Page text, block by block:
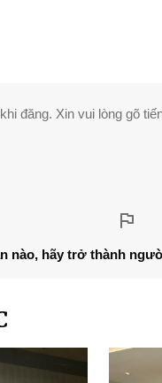
đăng. Xin vui lòng gõ
nào, hãy trở thành